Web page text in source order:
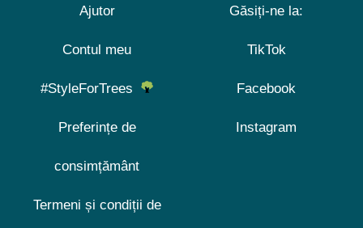
Ajutor
Contul meu
#StyleForTrees
Preferințe de
consimțământ
Termeni și condiții de
Găsiți-ne la:
TikTok
Facebook
Instagram